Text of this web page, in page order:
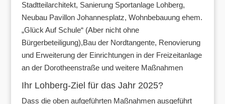
Stadtteilarchitekt, Sanierung Sportanlage Lohberg,
Neubau Pavillon Johannesplatz, Wohnbebauung ehem.
„Glück Auf Schule“ (Aber nicht ohne
Bürgerbeteiligung),Bau der Nordtangente, Renovierung
und Erweiterung der Einrichtungen in der Freizeitanlage
an der Dorotheenstraße und weitere Maßnahmen
Ihr Lohberg-Ziel für das Jahr 2025?
Dass die oben aufgeführten Maßnahmen ausgeführt